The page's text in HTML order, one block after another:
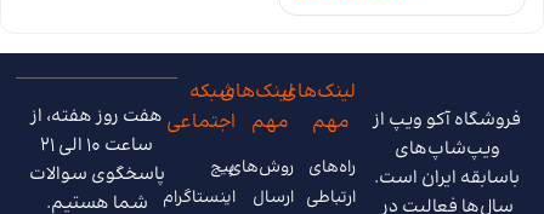
فروشگاه آکو ویپ از
ویپ‌شاپ‌های
باسابقه ایران است.
سال‌ها فعالیت در
لینک‌های
مهم
راه‌های
ارتباطی
لینک‌های
مهم
روش‌های
ارسال
شبکه
اجتماعی
پیج
اینستاگرام
هفت روز هفته، از
ساعت 10 الی 21
پاسخگوی سوالات
شما هستیم.